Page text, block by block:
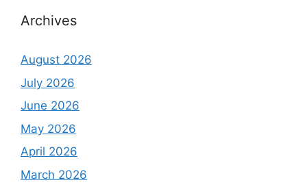
Archives
August 2026
July 2026
June 2026
May 2026
April 2026
March 2026